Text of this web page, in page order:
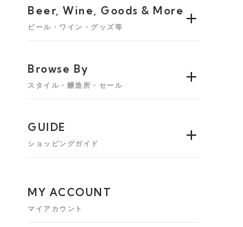
Beer, Wine, Goods & More
ビール・ワイン・グッズ等
Browse By
スタイル・醸造所・セール
GUIDE
ショッピングガイド
MY ACCOUNT
マイアカウント